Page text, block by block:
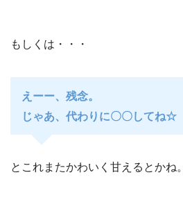
もしくは・・・
えーー、残念。
じゃあ、代わりに〇〇してね☆
とこれまたかわいく甘えるとかね。